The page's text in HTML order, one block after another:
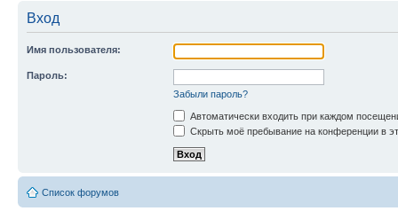
Вход
Имя пользователя:
Пароль:
Забыли пароль?
Автоматически входить при каждом
Скрыть моё пребывание на конференции в
Список форумов